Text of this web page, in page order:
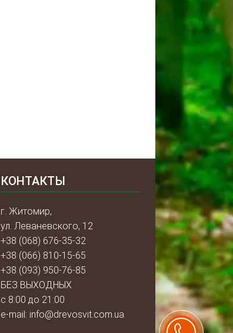
КОНТАКТЫ
г. Житомир,
ул. Леваневского, 12
+38 (068) 676-35-32
+38 (066) 810-15-65
+38 (093) 950-76-85
БЕЗ ВЫХОДНЫХ
с 8:00 до 21:00
e-mail: info@drevosvit.com.ua